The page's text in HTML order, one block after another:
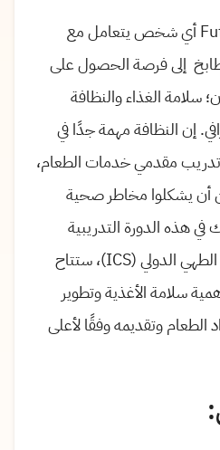
تدعو منصة Future Learn أي شخص يتعامل مع
إلى فرصة الحصول على
سلامة الغذاء والنظافة
إن النظافة مهمة جدًا في
تدريب مقدمي خدمات الطعام،
أن يشكلوا مخاطر صحية
هذه الدورة التدريبية
المقدمة من خلال استوديو الطهي الدولي (ICS)، ستتاح
سلامة الأغذية وتطوير
الطعام وتقديمه وفقًا لأعلى